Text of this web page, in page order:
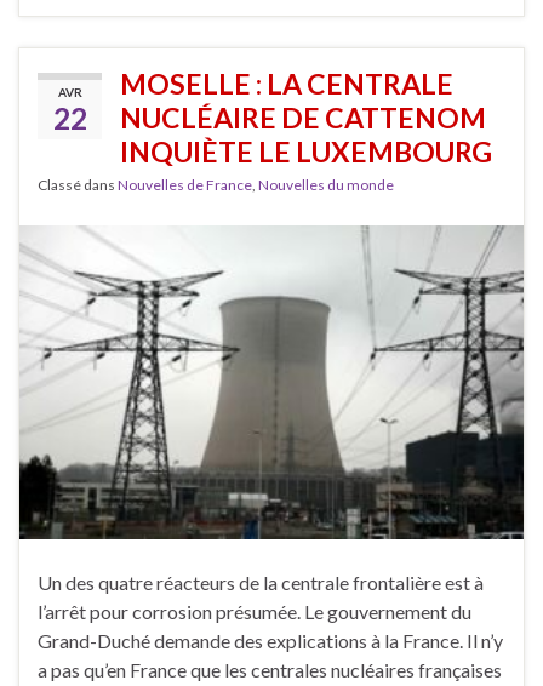
AVR
22
MOSELLE : LA CENTRALE
NUCLÉAIRE DE CATTENOM
INQUIÈTE LE LUXEMBOURG
Classé dans Nouvelles de France Nouvelles du monde
Un des quatre réacteurs de la centrale frontalière est à
l’arrêt pour corrosion présumée. Le gouvernement du
Grand-Duché demande des explications à la France. Il n’y
a pas qu’en France que les centrales nucléaires françaises